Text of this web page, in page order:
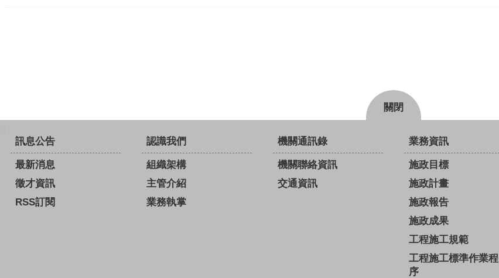
關閉
訊息公告
最新消息
徵才資訊
RSS訂閱
認識我們
組織架構
主管介紹
業務執掌
機關通訊錄
機關聯絡資訊
交通資訊
業務資訊
施政目標
施政計畫
施政報告
施政成果
工程施工規範
工程施工標準作業程
序